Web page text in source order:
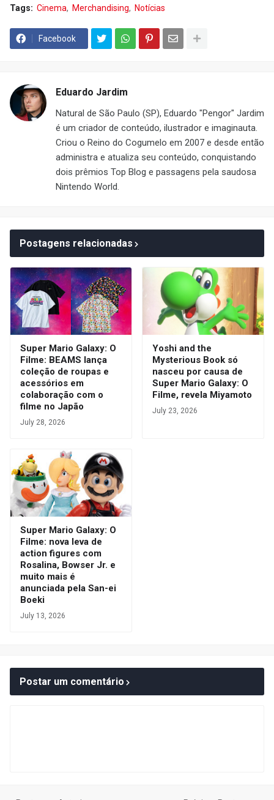
Tags: Cinema Merchandising Notícias
Facebook
Eduardo Jardim
Natural de São Paulo (SP), Eduardo "Pengor" Jardim
é um criador de conteúdo, ilustrador e imaginauta.
Criou o Reino do Cogumelo em 2007 e desde então
administra e atualiza seu conteúdo, conquistando
dois prêmios Top Blog e passagens pela saudosa
Nintendo World.
Postagens relacionadas
Super Mario Galaxy: O
Filme: BEAMS lança
coleção de roupas e
acessórios em
colaboração com o
filme no Japão
July 28, 2026
Yoshi and the
Mysterious Book só
nasceu por causa de
Super Mario Galaxy: O
Filme, revela Miyamoto
July 23, 2026
Super Mario Galaxy: O
Filme: nova leva de
action figures com
Rosalina, Bowser Jr. e
muito mais é
anunciada pela San-ei
Boeki
July 13, 2026
Postar um comentário